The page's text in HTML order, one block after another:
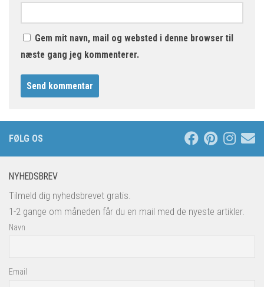
Gem mit navn, mail og websted i denne browser til
næste gang jeg kommenterer.
FØLG OS
NYHEDSBREV
Tilmeld dig nyhedsbrevet gratis.
1-2 gange om måneden får du en mail med de nyeste artikler.
Navn
Email